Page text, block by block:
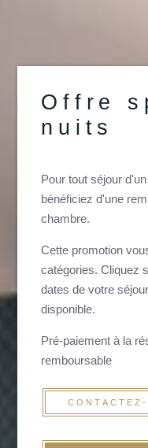
Offre
nuits
Pour tout séjour
bénéficiez d'une
chambre.
Cette promotion
catégories. Cliquez
dates de votre
disponible.
Pré-paiement à la
remboursable
CONTACTEZ-